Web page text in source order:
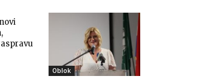
Oblok